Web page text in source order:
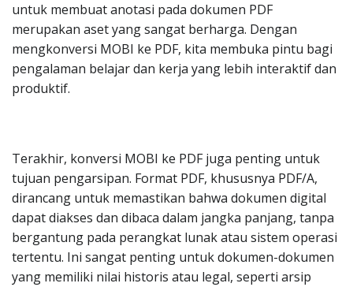
untuk membuat anotasi pada dokumen PDF
merupakan aset yang sangat berharga. Dengan
mengkonversi MOBI ke PDF, kita membuka pintu bagi
pengalaman belajar dan kerja yang lebih interaktif dan
produktif.
Terakhir, konversi MOBI ke PDF juga penting untuk
tujuan pengarsipan. Format PDF, khususnya PDF/A,
dirancang untuk memastikan bahwa dokumen digital
dapat diakses dan dibaca dalam jangka panjang, tanpa
bergantung pada perangkat lunak atau sistem operasi
tertentu. Ini sangat penting untuk dokumen-dokumen
yang memiliki nilai historis atau legal, seperti arsip